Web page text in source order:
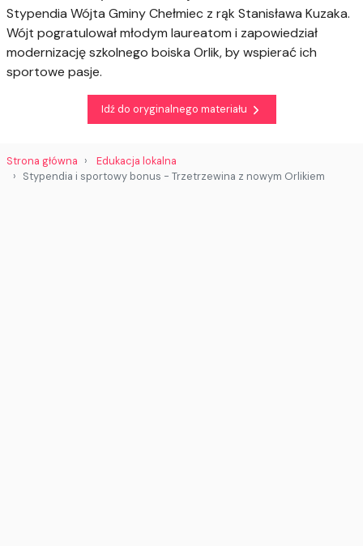
Stypendia Wójta Gminy Chełmiec z rąk Stanisława Kuzaka.
Wójt pogratulował młodym laureatom i zapowiedział
modernizację szkolnego boiska Orlik, by wspierać ich
sportowe pasje.
Idź do oryginalnego materiału
Strona główna
Edukacja lokalna
Stypendia i sportowy bonus - Trzetrzewina z nowym Orlikiem